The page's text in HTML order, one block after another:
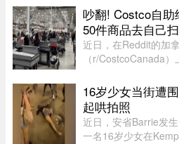
醒：“今天下午至今晚
吵翻! Costco自
50件商品去自己
近日，在Reddit的加
（r/CostcoCanada
百名网友的激烈讨论
近期在结账系统上的
16岁少女当街遭
起哄拍照
近日，安省Barrie发
一名16岁少女在